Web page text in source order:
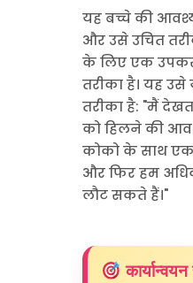
यह बच्चे की
और उसे उचित
के लिए एक
तरीका है। यह
तरीका है: "मैं
को हिलने की
कोको के साथ एक
और फिर हम
लौट सकते हैं।"